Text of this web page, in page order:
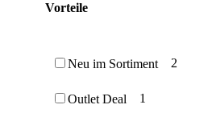
Vorteile
Neu im Sortiment 2
Outlet Deal 1